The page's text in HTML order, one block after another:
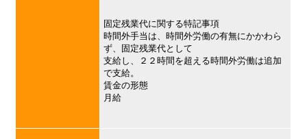
固定残業代に関する特記事項
時間外手当は、時間外労働の有無にかかわら
ず、固定残業代として
支給し、２２時間を超える時間外労働は追加
で支給。
賃金の形態
月給